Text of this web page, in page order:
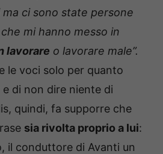
ci sono state persone
mi hanno messo in
lavorare o lavorare male”.
le voci solo per quanto
e di non dire niente di
quindi, fa supporre che
sia rivolta proprio a lui:
il conduttore di Avanti un